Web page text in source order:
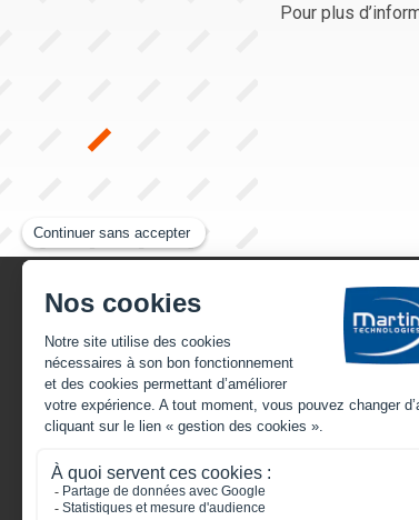
Pour plus
22, rue Henri
49430
FRANCE